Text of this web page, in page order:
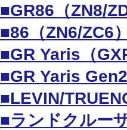
■GR86（ZN8/
■86（ZN6/ZC6
■GR Yaris（
■GR Yaris
■LEVIN/
■ランドクルー